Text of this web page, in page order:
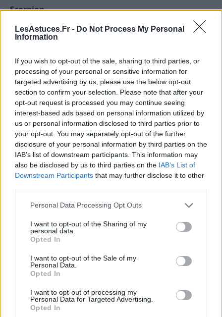
LesAstuces.Fr - Do Not Process My Personal
Information
If you wish to opt-out of the sale, sharing to third parties, or
processing of your personal or sensitive information for
targeted advertising by us, please use the below opt-out
section to confirm your selection. Please note that after your
opt-out request is processed you may continue seeing
interest-based ads based on personal information utilized by
us or personal information disclosed to third parties prior to
your opt-out. You may separately opt-out of the further
disclosure of your personal information by third parties on the
IAB’s list of downstream participants. This information may
also be disclosed by us to third parties on the IAB’s List of
Downstream Participants that may further disclose it to other
Personal Data Processing Opt Outs
I want to opt-out of the Sharing of my
personal data.
Opted In
I want to opt-out of the Sale of my
Personal Data.
Opted In
I want to opt-out of processing my
Personal Data for Targeted Advertising.
Opted In
Scorpion
Ce 10 June 2026 met en lumière ce qui se transforme
en silence. Vous pourriez sentir qu’un cycle s’achève
encore discrets. Les influences astrologiques
favorisent les prises de conscience, les discussions
sincères et les décisions qui permettent de tourner
une page sans heurt. Dans le domaine pratique, une
situation complexe peut commencer à se simplifier si
vous acceptez de revoir votre stratégie. L’intuition
sera particulièrement fine aujourd’hui, à condition de
ne pas la confondre avec une inquiétude passagère.
Sur le plan relationnel, mieux vaudra éviter les sous-
entendus et privilégier la clarté. Une opportunité
peut naître d’un échange confidentiel, d’un conseil
inattendu. En soirée, vous pourriez ressentir un
apaisement net en laissant derrière vous une tension
devenue inutile.
Sagittaire
La journée du 10 June 2026 ouvre un espace plus
vivant, plus mobile, avec l’envie de regarder plus loin
que les contraintes immédiates. Vous pourriez être
porté par une inspiration nouvelle, une proposition